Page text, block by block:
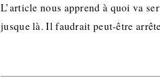
L’article nous apprend à quoi va
jusque là. Il faudrait peut-être